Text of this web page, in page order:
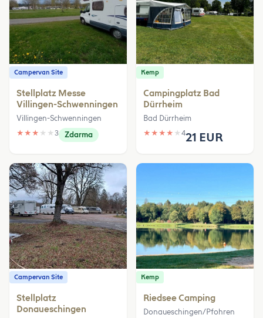
Campervan Site
Stellplatz Messe
Villingen-Schwenningen
Villingen-Schwenningen
★ ★ ★ ★ ★ 3 Zdarma
Kemp
Campingplatz Bad
Dürrheim
Bad Dürrheim
★ ★ ★ ★ ★ 421 EUR
Campervan Site
Stellplatz
Donaueschingen
Kemp
Riedsee Camping
Donaueschingen/Pfohren